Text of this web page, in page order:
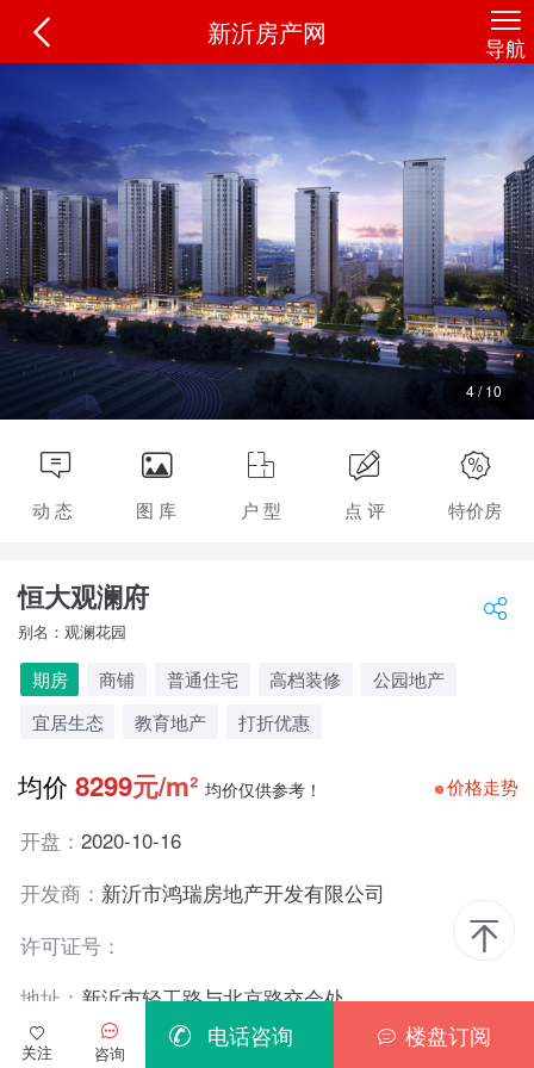
新沂房产网 导航
4/10
动 态 图 库 户 型 点 评 特价房
恒大观澜府
别名：观澜花园
期房 商铺 普通住宅 高档装修
公园地产
宜居生态
教育地产 打折优惠
均价8299元/m² 均价仅供参考！ 价格走势
开盘： 2020-10-16
开发商： 新沂市鸿瑞房地产开发有限公司
许可证号：
地址： 新沂市轻工路与北京路交会处
更 多
关注 咨询
电话咨询 楼盘订阅
恒大观澜府(别名观澜花园)
8299元/m²
地址：新沂恒大观澜府
长按识别二维码查看更多详情